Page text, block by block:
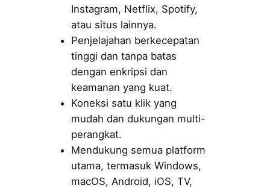
Instagram, Netflix, Spotify,
atau situs lainnya.
Penjelajahan berkecepatan
tinggi dan tanpa batas
dengan enkripsi dan
keamanan yang kuat.
Koneksi satu klik yang
mudah dan dukungan multi-
perangkat.
Mendukung semua platform
utama, termasuk Windows,
macOS, Android, iOS, TV,